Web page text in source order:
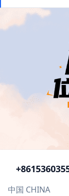
+86
中国 CHINA